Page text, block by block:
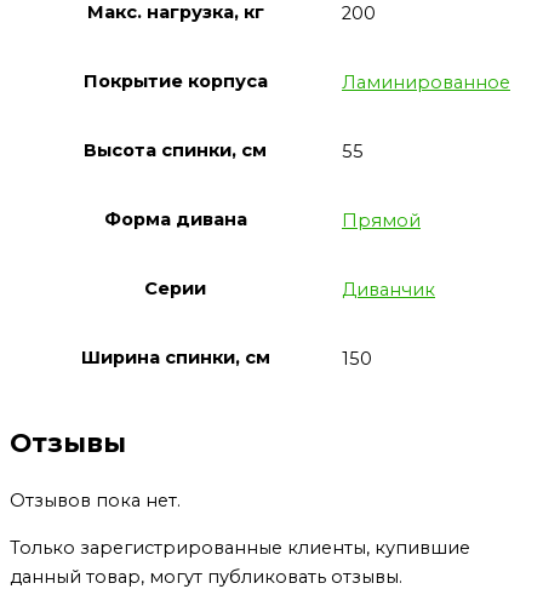
Макс. нагрузка, кг 200
Покрытие корпуса Ламинированное
Высота спинки, см 55
Форма дивана Прямой
Серии Диванчик
Ширина спинки, см 150
Отзывы
Отзывов пока нет.
Только зарегистрированные клиенты, купившие
данный товар, могут публиковать отзывы.